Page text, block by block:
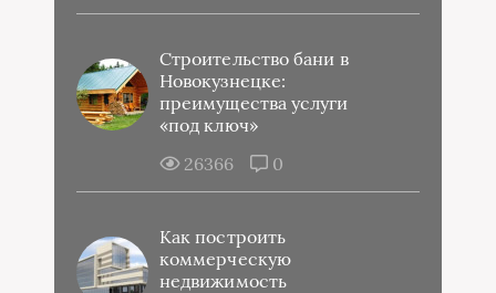
Строительство бани в
Новокузнецке:
преимущества услуги
«под ключ»
26366
0
Как построить
коммерческую
недвижимость